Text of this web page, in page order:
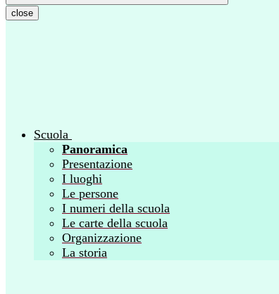
close
Scuola
Panoramica
Presentazione
I luoghi
Le persone
I numeri della scuola
Le carte della scuola
Organizzazione
La storia